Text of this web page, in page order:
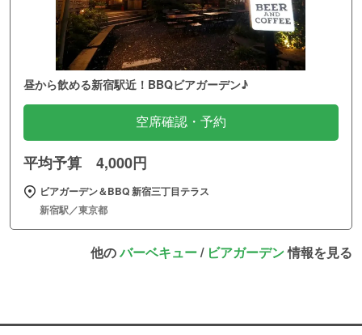
昼から飲める新宿駅近！BBQビアガーデン♪
空席確認・予約
平均予算 4,000円
ビアガーデン＆BBQ 新宿三丁目テラス
新宿駅／東京都
他のバーベキュー/ ビアガーデン情報を見る